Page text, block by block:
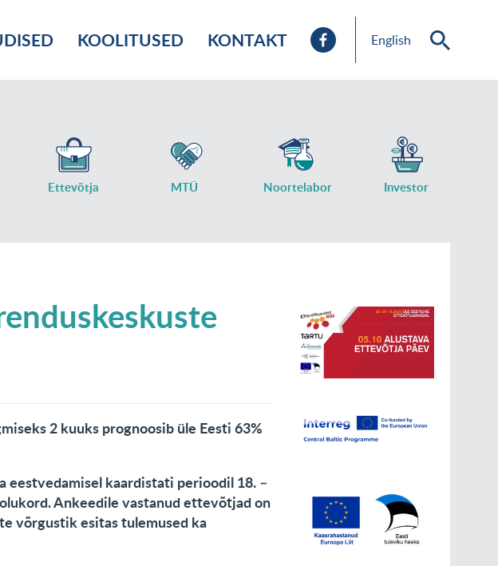
KOOLITUSED KONTAKT English
Ettevõtja MTÜ Noortelabor Investor
2 kuuks prognoosib üle Eesti 63%
eestvedamisel kaardistati perioodil 18. –
Ankeedile vastanud ettevõtjad on
võrgustik esitas tulemused ka